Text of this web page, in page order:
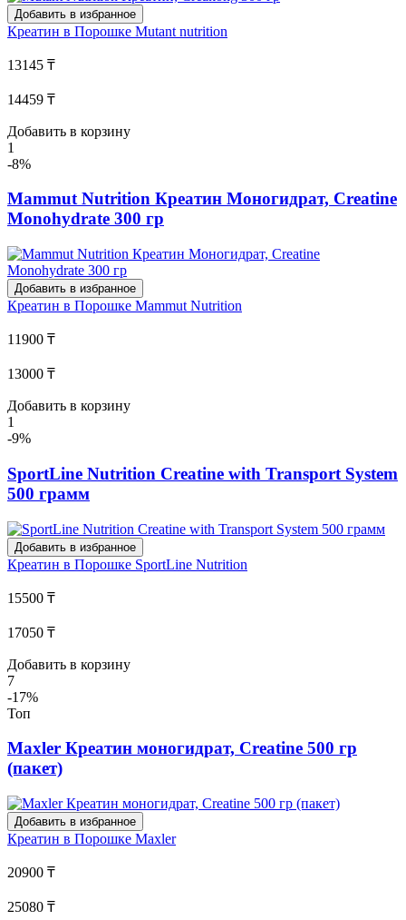
Добавить в избранное
Креатин в Порошке Mutant nutrition
13145 ₸
14459 ₸
Добавить в корзину
1
-8%
Mammut Nutrition Креатин Моногидрат, Creatine
Monohydrate 300 гр
Добавить в избранное
Креатин в Порошке Mammut Nutrition
11900 ₸
13000 ₸
Добавить в корзину
1
-9%
SportLine Nutrition Creatine with Transport System
500 грамм
Добавить в избранное
Креатин в Порошке SportLine Nutrition
15500 ₸
17050 ₸
Добавить в корзину
7
-17%
Топ
Maxler Креатин моногидрат, Creatine 500 гр
(пакет)
Добавить в избранное
Креатин в Порошке Maxler
20900 ₸
25080 ₸